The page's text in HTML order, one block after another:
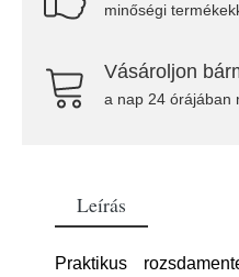
minőségi
Vásároljon
a nap 24 órájában
Leírás
Praktikus